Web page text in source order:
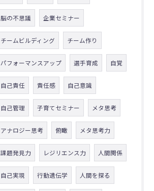
脳の不思議 企業セミナー
チームビルディング チーム作り
パフォーマンスアップ 選手育成 自覚
自己責任 責任感 自己意識
自己管理 子育てセミナー メタ思考
アナロジー思考 俯瞰 メタ思考力
課題発見力 レジリエンス力 人間関係
自己実現 行動遺伝学 人間を探る